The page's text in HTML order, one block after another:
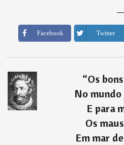
Facebook Twitter
“Os
No
E para
Os
Em mar